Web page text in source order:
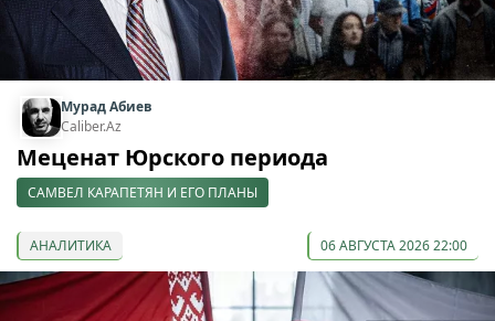
Мурад Абиев
Caliber.Az
Меценат Юрского периода
САМВЕЛ КАРАПЕТЯН И ЕГО ПЛАНЫ
АНАЛИТИКА 06 АВГУСТА 2026 22:00